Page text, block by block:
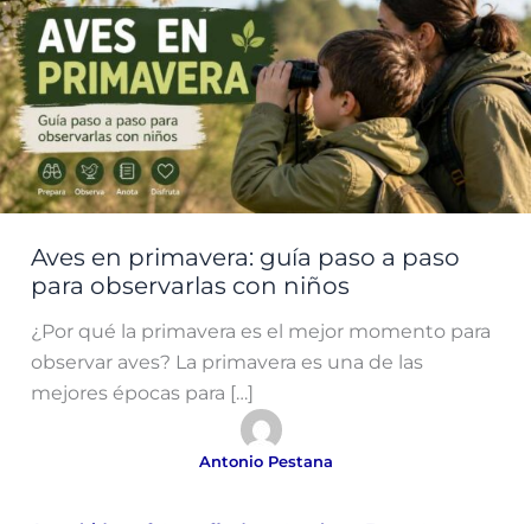
Aves en primavera: guía paso a paso
para observarlas con niños
¿Por qué la primavera es el mejor momento para
observar aves? La primavera es una de las
mejores épocas para […]
Antonio Pestana